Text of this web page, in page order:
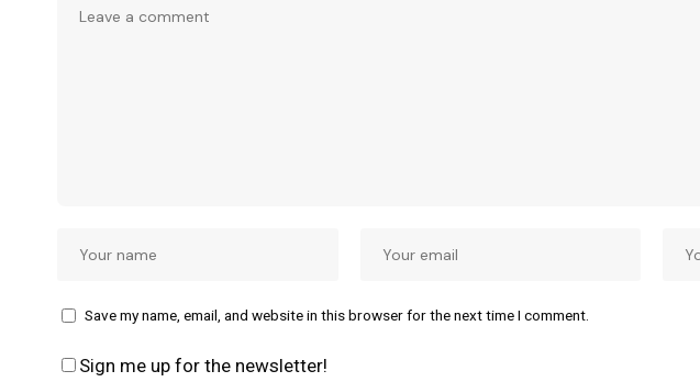
Save my name, email, and website in this browser for the next time I comment.
Sign me up for the newsletter!